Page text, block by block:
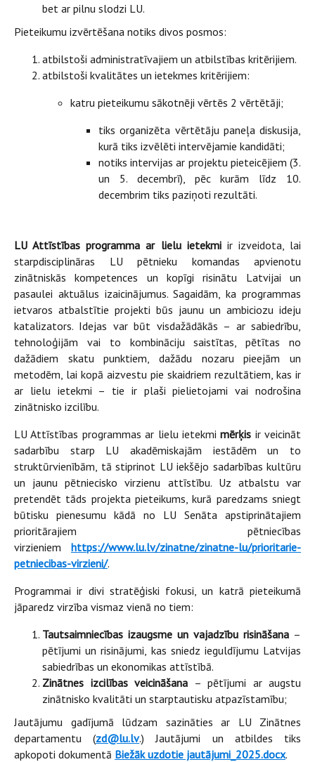
bet ar pilnu slodzi LU.
Pieteikumu izvērtēšana notiks divos posmos:
atbilstoši administratīvajiem un atbilstības kritērijiem.
atbilstoši kvalitātes un ietekmes kritērijiem:
katru pieteikumu sākotnēji vērtēs 2 vērtētāji;
tiks organizēta vērtētāju paneļa diskusija,
kurā tiks izvēlēti intervējamie kandidāti;
notiks intervijas ar projektu pieteicējiem (3.
un 5. decembrī), pēc kurām līdz 10.
decembrim tiks paziņoti rezultāti.
LU Attīstības programma ar lielu ietekmiir izveidota, lai
starpdisciplināras LU pētnieku komandas apvienotu
zinātniskās kompetences un kopīgi risinātu Latvijai un
pasaulei aktuālus izaicinājumus. Sagaidām, ka programmas
ietvaros atbalstītie projekti būs jaunu un ambiciozu ideju
katalizators. Idejas var būt visdažādākās – ar sabiedrību,
tehnoloģijām vai to kombināciju saistītas, pētītas no
dažādiem skatu punktiem, dažādu nozaru pieejām un
metodēm, lai kopā aizvestu pie skaidriem rezultātiem, kas ir
ar lielu ietekmi – tie ir plaši pielietojami vai nodrošina
zinātnisko izcilību.
LU Attīstības programmas ar lielu ietekmimērķis ir veicināt
sadarbību starp LU akadēmiskajām iestādēm un to
struktūrvienībām, tā stiprinot LU iekšējo sadarbības kultūru
un jaunu pētniecisko virzienu attīstību. Uz atbalstu var
pretendēt tāds projekta pieteikums, kurā paredzams sniegt
būtisku pienesumu kādā no LU Senāta apstiprinātajiem
prioritārajiem pētniecības
virzieniem https://www.lu.lv/zinatne/zinatne-lu/prioritarie-
petniecibas-virzieni/.
Programmai ir divi stratēģiski fokusi, un katrā pieteikumā
jāparedz virzība vismaz vienā no tiem:
Tautsaimniecības izaugsme un vajadzību risināšana –
pētījumi un risinājumi, kas sniedz ieguldījumu Latvijas
sabiedrības un ekonomikas attīstībā.
Zinātnes izcilības veicināšana – pētījumi ar augstu
zinātnisko kvalitāti un starptautisku atpazīstamību;
Jautājumu gadījumā lūdzam sazināties ar LU Zinātnes
departamentu (zd@lu.lv.) Jautājumi un atbildes tiks
apkopoti dokumentā Biežāk uzdotie jautājumi_2025.docx.